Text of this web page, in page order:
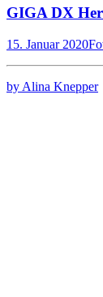
GIGA DX
15. Januar 2020
by Alina Knepper